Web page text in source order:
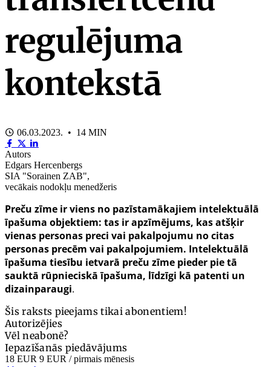
regulējuma
kontekstā
06.03.2023. • 14 MIN
Autors
Edgars Hercenbergs
SIA "Sorainen ZAB",
vecākais nodokļu menedžeris
Preču zīme ir viens no pazīstamākajiem intelektuālā
īpašuma objektiem: tas ir apzīmējums, kas atšķir
vienas personas preci vai pakalpojumu no citas
personas precēm vai pakalpojumiem. Intelektuālā
īpašuma tiesību ietvarā preču zīme pieder pie tā
sauktā rūpnieciskā īpašuma, līdzīgi kā patenti un
dizainparaugi.
Šis raksts pieejams tikai abonentiem!
Autorizējies
Vēl neabonē?
Iepazīšanās piedāvājums
18 EUR 9 EUR / pirmais mēnesis